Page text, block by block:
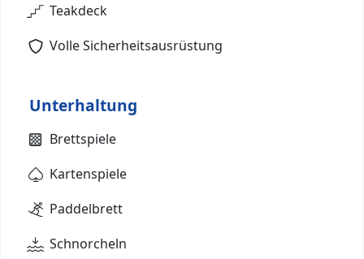
Teakdeck
Volle Sicherheitsausrüstung
Unterhaltung
Brettspiele
Kartenspiele
Paddelbrett
Schnorcheln